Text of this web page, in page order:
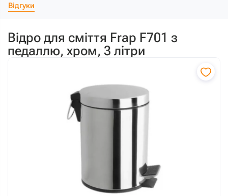
Відгуки
Відро для сміття Frap F701 з
педаллю, хром, 3 літри